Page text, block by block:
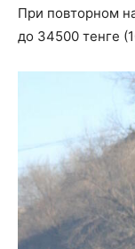
При повторном
до 34500 тенге